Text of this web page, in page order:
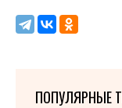
ПОПУЛЯРНЫЕ